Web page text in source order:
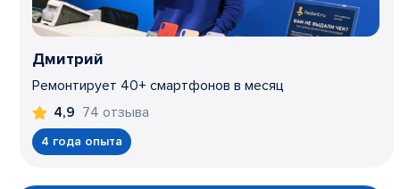
Дмитрий
Ремонтирует 40+ смартфонов в месяц
4,9 74 отзыва
4 года опыта